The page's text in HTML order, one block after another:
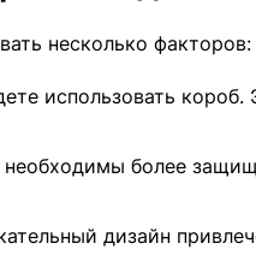
несколько факторов:
использовать
более
дизайн